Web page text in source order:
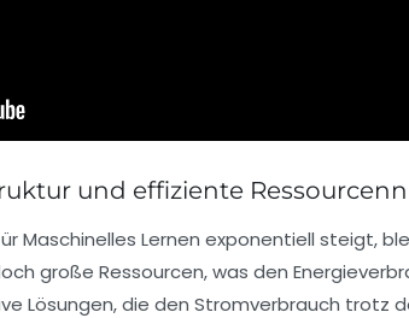
und effiziente
Maschinelles Lernen exponentiell steigt,
große Ressourcen, was den
Lösungen, die den Stromverbrauch